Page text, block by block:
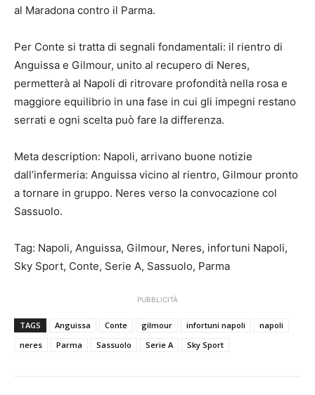
al Maradona contro il Parma.
Per Conte si tratta di segnali fondamentali: il rientro di
Anguissa e Gilmour, unito al recupero di Neres,
permetterà al Napoli di ritrovare profondità nella rosa e
maggiore equilibrio in una fase in cui gli impegni restano
serrati e ogni scelta può fare la differenza.
Meta description: Napoli, arrivano buone notizie
dall’infermeria: Anguissa vicino al rientro, Gilmour pronto
a tornare in gruppo. Neres verso la convocazione col
Sassuolo.
Tag: Napoli, Anguissa, Gilmour, Neres, infortuni Napoli,
Sky Sport, Conte, Serie A, Sassuolo, Parma
PUBBLICITÀ
TAGS Anguissa Conte gilmour infortuni napoli
napoli
neres
Parma Sassuolo Serie A Sky Sport